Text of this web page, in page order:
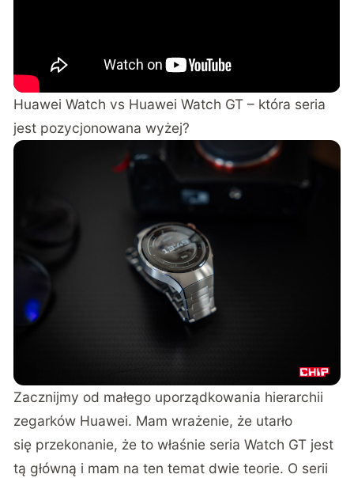
Huawei Watch vs Huawei Watch GT – która seria
jest pozycjonowana wyżej?
Zacznijmy od małego uporządkowania hierarchii
zegarków Huawei. Mam wrażenie, że utarło
się przekonanie, że to właśnie seria Watch GT jest
tą główną i mam na ten temat dwie teorie. O serii